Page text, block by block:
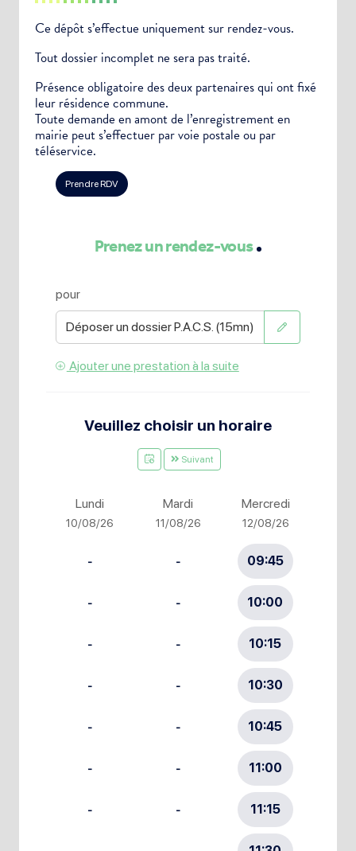
Ce dépôt s’effectue uniquement sur rendez-vous.
Tout dossier incomplet ne sera pas traité.
Présence obligatoire des deux partenaires qui ont fixé
leur résidence commune.
Toute demande en amont de l’enregistrement en
mairie peut s’effectuer par voie postale ou par
téléservice.